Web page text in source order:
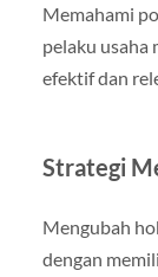
Memahami
pelaku usaha
efektif dan
Strategi
Mengubah
dengan